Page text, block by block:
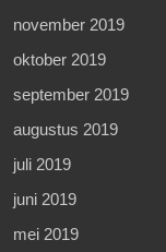
november 2019
oktober 2019
september 2019
augustus 2019
juli 2019
juni 2019
mei 2019